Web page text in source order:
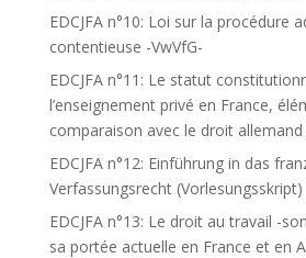
EDCJFA n°10: Loi sur la procédure
contentieuse -VwVfG-
EDCJFA n°11: Le statut
l’enseignement privé en France,
comparaison avec le droit allemand
EDCJFA n°12: Einführung in das
Verfassungsrecht (Vorlesungsskript)
EDCJFA n°13: Le droit au travail -
sa portée actuelle en France et en